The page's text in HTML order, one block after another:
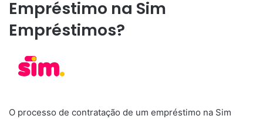
Empréstimo na Sim
Empréstimos?
O processo de contratação de um empréstimo na Sim